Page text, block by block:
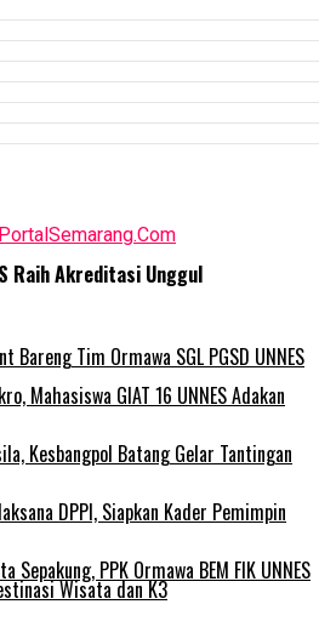
Raih Akreditasi Unggul
Bareng Tim Ormawa SGL PGSD UNNES
Mahasiswa GIAT 16 UNNES Adakan
Kesbangpol Batang Gelar Tantingan
DPPI, Siapkan Kader Pemimpin
PPK Ormawa BEM FIK UNNES
Wisata dan K3